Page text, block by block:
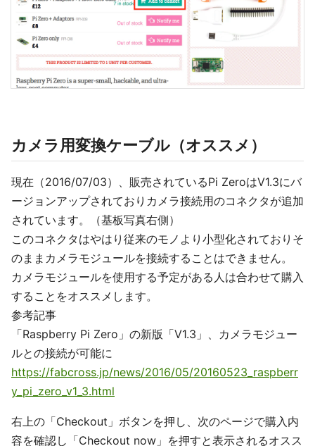
カメラ用変換ケーブル（オススメ）
現在（2016/07/03）、販売されているPi ZeroはV1.3にバ
ージョンアップされておりカメラ接続用のコネクタが追加
されています。（基板写真右側）
このコネクタはやはり従来のモノより小型化されておりそ
のままカメラモジュールを接続することはできません。
カメラモジュールを使用する予定がある人は合わせて購入
することをオススメします。
参考記事
「Raspberry Pi Zero」の新版「V1.3」、カメラモジュー
ルとの接続が可能に
https://fabcross.jp/news/2016/05/20160523_raspberr
y_pi_zero_v1_3.html
右上の「Checkout」ボタンを押し、次のページで購入内
容を確認し「Checkout now」を押すと表示されるオスス